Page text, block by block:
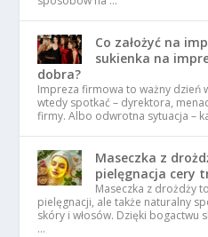
Co założyć na
sukienka na
dobra?
Impreza firmowa to ważny dzień
wtedy spotkać – dyrektora,
firmy. Albo odwrotna sytuacja –
Maseczka z
pielęgnacja cery
Maseczka z drożdży
pielęgnacji, ale także naturalny
skóry i włosów. Dzięki bogactwu
…